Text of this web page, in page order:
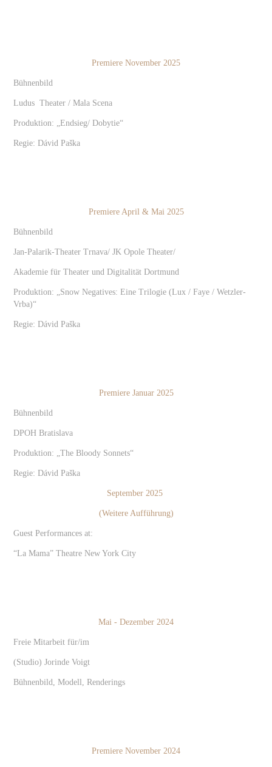
Premiere November 2025
Bühnenbild
Ludus Theater / Mala Scena
Produktion: „Endsieg/ Dobytie“
Regie: Dávid Paška
Premiere April & Mai 2025
Bühnenbild
Jan-Palarik-Theater Trnava/ JK Opole Theater/
Akademie für Theater und Digitalität Dortmund
Produktion: „Snow Negatives: Eine Trilogie (Lux / Faye / Wetzler-
Vrba)“
Regie: Dávid Paška
Premiere Januar 2025
Bühnenbild
DPOH Bratislava
Produktion: „The Bloody Sonnets“
Regie: Dávid Paška
September 2025
(Weitere Aufführung)
Guest Performances at:
“La Mama” Theatre New York City
Mai - Dezember 2024
Freie Mitarbeit für/im
(Studio) Jorinde Voigt
Bühnenbild, Modell, Renderings
Premiere November 2024